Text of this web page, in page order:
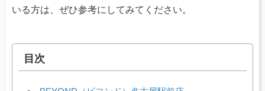
いる方は、ぜひ参考にしてみてください。
目次